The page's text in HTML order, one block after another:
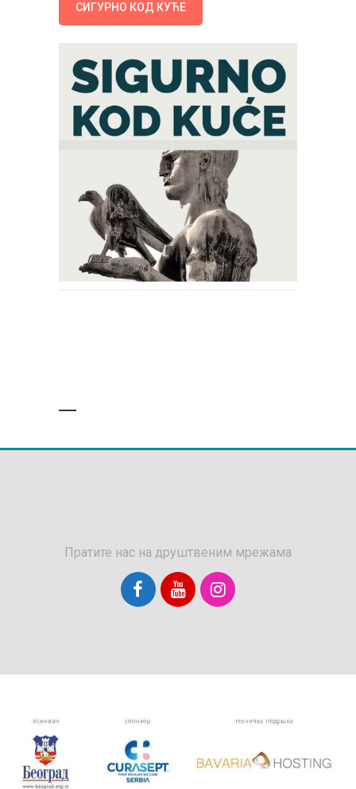
СИГУРНО КОД КУЋЕ
Пратите нас на друштвеним мрежама